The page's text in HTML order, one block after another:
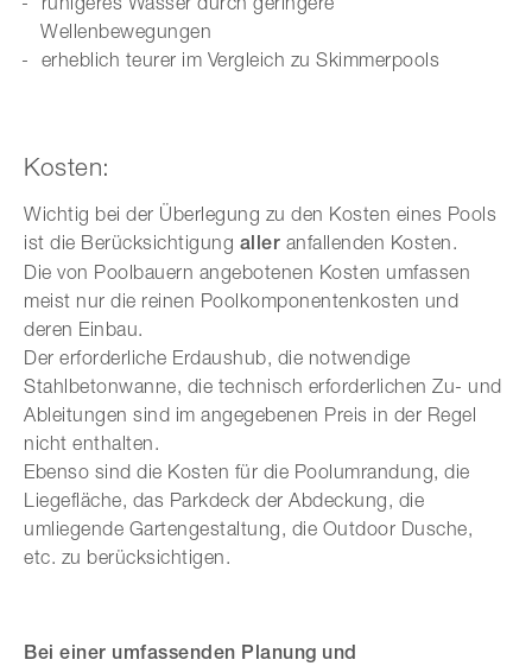
Wellenbewegungen
erheblich teurer im Vergleich zu Skimmerpools
Kosten:
Wichtig bei der Überlegung zu den Kosten eines Pools
ist die Berücksichtigung aller anfallenden Kosten.
Die von Poolbauern angebotenen Kosten umfassen
meist nur die reinen Poolkomponentenkosten und
deren Einbau.
Der erforderliche Erdaushub, die notwendige
Stahlbetonwanne, die technisch erforderlichen Zu- und
Ableitungen sind im angegebenen Preis in der Regel
nicht enthalten.
Ebenso sind die Kosten für die Poolumrandung, die
Liegefläche, das Parkdeck der Abdeckung, die
umliegende Gartengestaltung, die Outdoor Dusche,
etc. zu berücksichtigen.
Bei einer umfassenden Planung und